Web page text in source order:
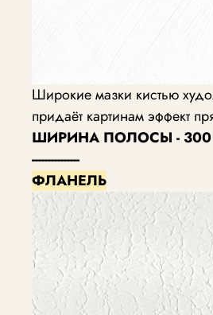
Широкие мазки кистью
придаёт картинам эффект
ШИРИНА ПОЛОСЫ -
---------------
ФЛАНЕЛЬ